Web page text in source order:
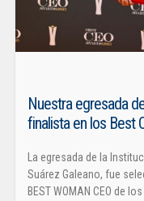
Nuestra egresada
finalista en los Best
La egresada de la
Suárez Galeano, fue
BEST WOMAN CEO de